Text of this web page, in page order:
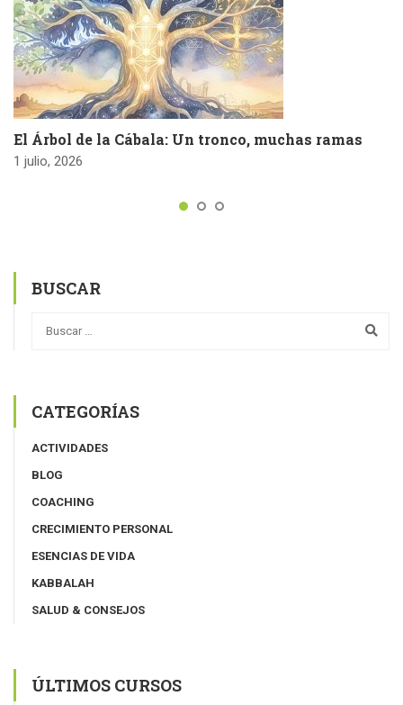
El Árbol de la Cábala: Un tronco, muchas ramas
1 julio, 2026
BUSCAR
CATEGORÍAS
ACTIVIDADES
BLOG
COACHING
CRECIMIENTO PERSONAL
ESENCIAS DE VIDA
KABBALAH
SALUD & CONSEJOS
ÚLTIMOS CURSOS